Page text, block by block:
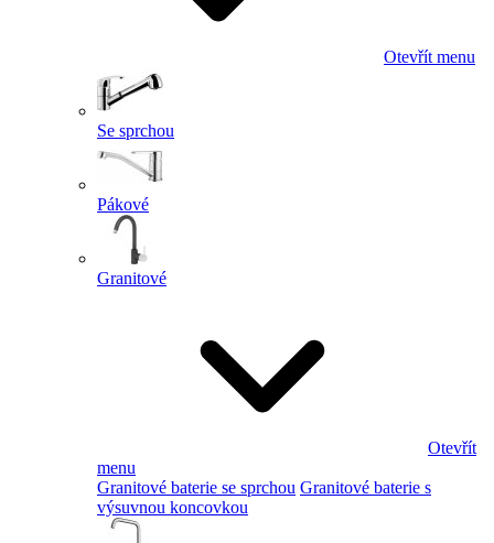
Otevřít menu
Se sprchou
Pákové
Granitové
Otevřít
menu
Granitové baterie se sprchou Granitové baterie s
výsuvnou koncovkou